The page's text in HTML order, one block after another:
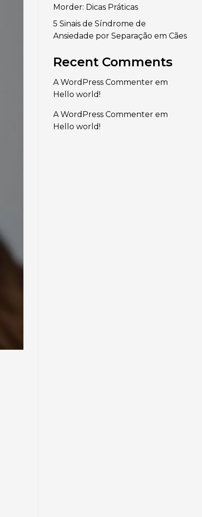
Morder: Dicas Práticas
5 Sinais de Síndrome de
Ansiedade por Separação em Cães
Recent Comments
A WordPress Commenter em
Hello world!
A WordPress Commenter em
Hello world!